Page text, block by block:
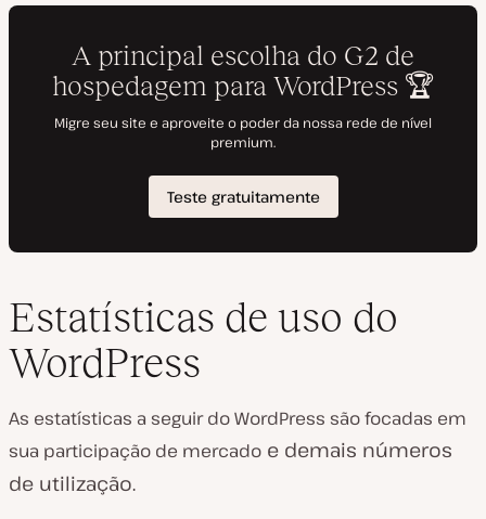
Estatísticas de uso do
WordPress
As estatísticas a seguir do WordPress são focadas em
sua participação de mercado e demais números
de utilização.